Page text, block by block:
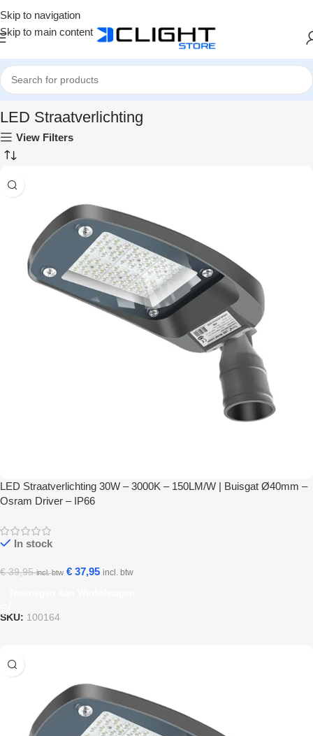
Skip to navigation
Skip to main content
Home LED Straatverlichting
LED Straatverlichting
View Filters
LED Straatverlichting 30W – 3000K – 150LM/W | Buisgat Ø40mm –
Osram Driver – IP66
In stock
€39,95 incl. btw € 37,95 incl. btw
SKU: 100164